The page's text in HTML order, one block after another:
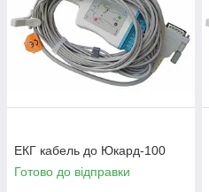
ЕКГ кабель до Юкард-100
Готово до відправки